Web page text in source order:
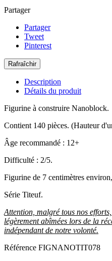
Partager
Partager
Tweet
Pinterest
Description
Détails du produit
Figurine à construire Nanoblock.
Contient 140 pièces. (Hauteur
Âge recommandé : 12+
Difficulté : 2/5.
Figurine de 7 centimètres
Série Titeuf.
Attention, malgré tous nos
légèrement abîmées lors de la
indépendant de notre volonté.
Référence FIGNANOTIT078